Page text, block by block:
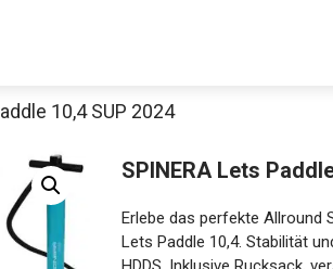
10,4 SUP 2024
SPINERA Lets
Erlebe das perfekte Allround
Lets Paddle 10,4. Stabilität